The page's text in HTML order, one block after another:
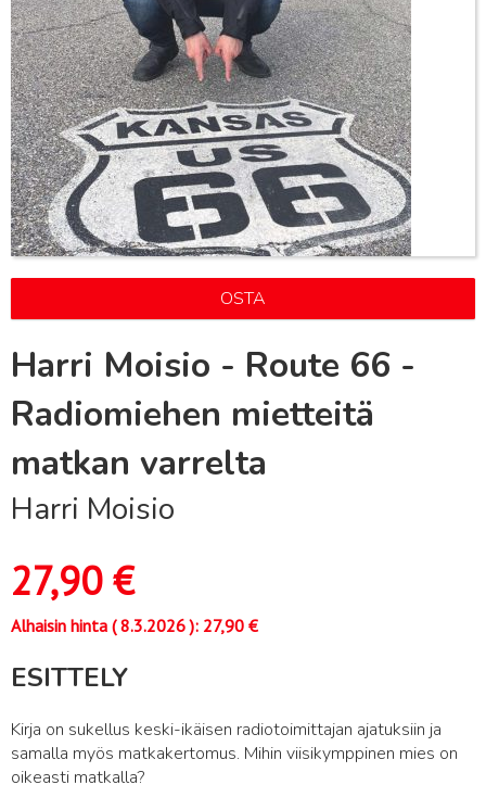
OSTA
Harri Moisio - Route 66 -
Radiomiehen mietteitä
matkan varrelta
Harri Moisio
27,90€
Alhaisin hinta (8.3.2026): 27,90 €
ESITTELY
Kirja on sukellus keski-ikäisen radiotoimittajan ajatuksiin ja
samalla myös matkakertomus. Mihin viisikymppinen mies on
oikeasti matkalla?